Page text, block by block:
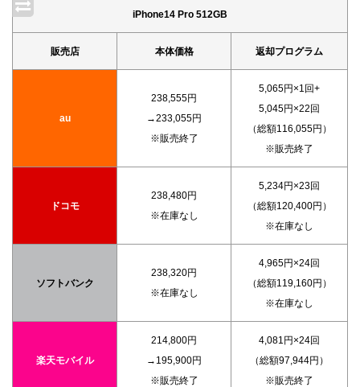
iPhone14 Pro 512GB
販売店 本体価格 返却プログラム
au
238,555円
→233,055円
※販売終了
5,065円×1回+
5,045円×22回
（総額116,055円）
※販売終了
ドコモ
238,480円
※在庫なし
5,234円×23回
（総額120,400円）
※在庫なし
ソフトバンク
238,320円
※在庫なし
4,965円×24回
（総額119,160円）
※在庫なし
楽天モバイル
214,800円
→195,900円
※販売終了
4,081円×24回
（総額97,944円）
※販売終了